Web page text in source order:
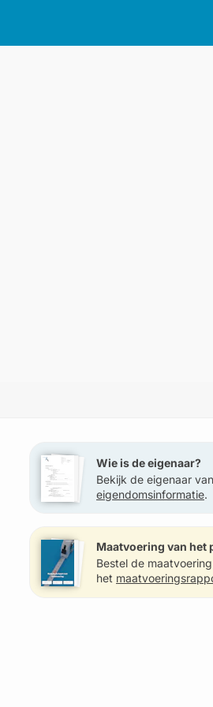
Wie is de eigenaar?
Bekijk de eigenaar
eigendomsinformatie.
Maatvoering van het
Bestel de
het